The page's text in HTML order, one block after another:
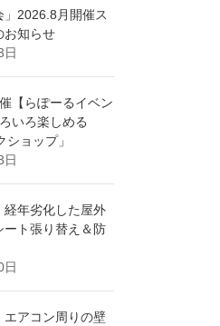
」2026.8月開催ス
お知らせ
日
【らぽーるイベン
いろ楽しめる
ショップ」
日
経年劣化した屋外
ート張り替え＆防
日
エアコン周りの壁